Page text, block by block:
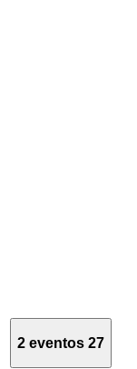
2 eventos 27